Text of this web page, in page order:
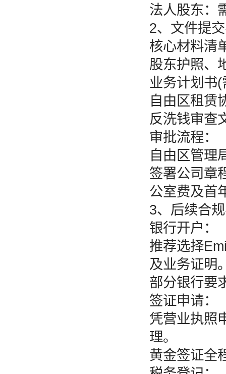
法人股东：
2、文件提
核心材料清
股东护照、
业务计划书
自由区租赁
反洗钱审查
审批流程：
自由区管理
签署公司章
公室费及首
3、后续合
银行开户：
推荐选择
及业务证明
部分银行要
签证申请：
凭营业执照
理。
黄金签证全